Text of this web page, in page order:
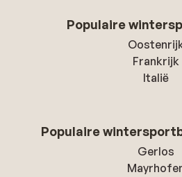
Populaire
Frankrijk
Italië
Populaire
Gerlos